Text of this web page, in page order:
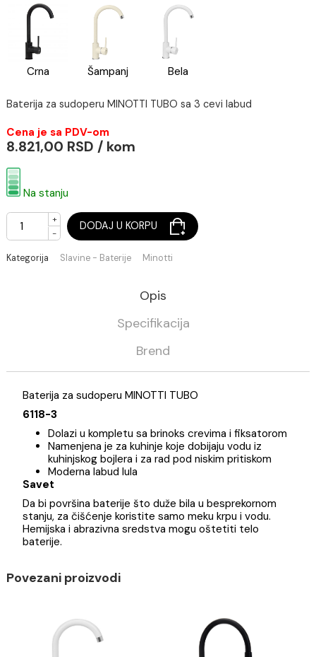
Šifra artikla: 6118-3
Crna
Cena je sa PDV-om
8.821,00 RSD / kom
Na stanju
DODAJ U KORPU
Slavine - Baterije Minotti
Opis
Specifikacija
Brend
Baterija za sudoperu MINOTTI TUBO
6118-3
Dolazi u kompletu sa brinoks crevima i
Namenjena je za kuhinje koje dobijaju vodu iz
Moderna labud lula
Savet
stanju, za čišćenje koristite samo meku krpu i vodu.
Hemijska i abrazivna sredstva mogu oštetiti telo